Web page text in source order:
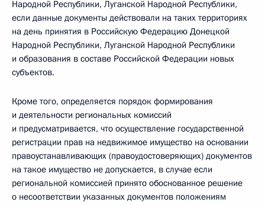
Народной Республики, Луганской Народной Республики,
если данные документы действовали на таких территориях
на день принятия в Российскую Федерацию Донецкой
Народной Республики, Луганской Народной Республики
и образования в составе Российской Федерации новых
субъектов.
Кроме того, определяется порядок формирования
и деятельности региональных комиссий
и предусматривается, что осуществление государственной
регистрации прав на недвижимое имущество на основании
правоустанавливающих (правоудостоверяющих) документов
на такое имущество не допускается, в случае если
региональной комиссией принято обоснованное решение
о несоответствии указанных документов положениям